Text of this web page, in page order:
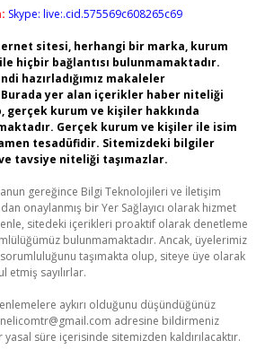
Skype: live:.cid.575569c608265c69
sitesi, herhangi bir marka, kurum
hiçbir bağlantısı bulunmamaktadır.
hazırladığımız makaleler
Burada yer alan içerikler haber niteliği
gerçek kurum ve kişiler hakkında
Gerçek kurum ve kişiler ile isim
tesadüfidir. Sitemizdeki bilgiler
tavsiye niteliği taşımazlar.
gereğince Bilgi Teknolojileri ve İletişim
onaylanmış bir Yer Sağlayıcı olarak hizmet
sitedeki içerikleri proaktif olarak denetleme
bulunmamaktadır. Ancak, üyelerimiz
taşımakta olup, siteye üye olarak
etmiş sayılırlar.
aykırı olduğunu düşündüğünüz
adresine bildirmeniz
süre içerisinde sitemizden kaldırılacaktır.